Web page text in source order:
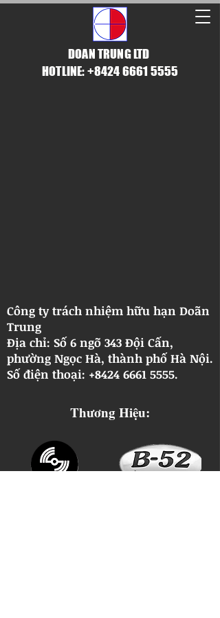
DOAN TRUNG LTD
HOTLINE: +8424 6661 5555
Công ty trách nhiệm hữu hạn Doãn
Trung
Địa chỉ: Số 6 ngõ 343 Đội Cấn,
phường Ngọc Hà, thành phố Hà Nội.
​Số điện thoại: +8424 6661 5555.
Thương Hiệu: